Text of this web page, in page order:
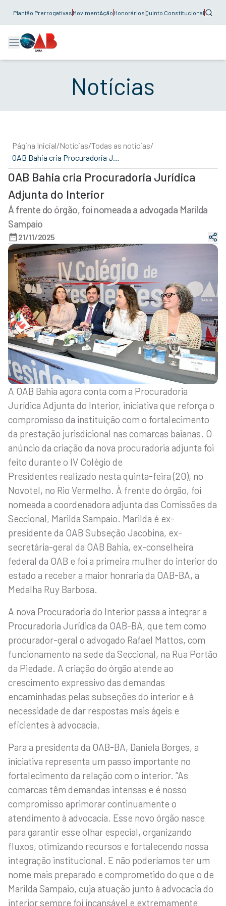
Plantão Prerrogativas MovimentAção Honorários Quinto Constitucional
Notícias
Página Inicial/Notícias/Todas as notícias/
OAB Bahia cria Procuradoria Jurídica
Adjunta do Interior
À frente do órgão, foi nomeada a advogada Marilda
Sampaio
21/11/2025
A OAB Bahia agora conta com a Procuradoria
Jurídica Adjunta do Interior, iniciativa que reforça o
compromisso da instituição com o fortalecimento
da prestação jurisdicional nas comarcas baianas. O
anúncio da criação da nova procuradoria adjunta foi
feito durante o IV Colégio de
Presidentes realizado nesta quinta-feira (20), no
Novotel, no Rio Vermelho. À frente do órgão, foi
nomeada a coordenadora adjunta das Comissões da
Seccional, Marilda Sampaio. Marilda é ex-
presidente da OAB Subseção Jacobina, ex-
secretária-geral da OAB Bahia, ex-conselheira
federal da OAB e foi a primeira mulher do interior do
estado a receber a maior honraria da OAB-BA, a
Medalha Ruy Barbosa.
A nova Procuradoria do Interior passa a integrar a
Procuradoria Jurídica da OAB-BA, que tem como
procurador-geral o advogado Rafael Mattos, com
funcionamento na sede da Seccional, na Rua Portão
da Piedade. A criação do órgão atende ao
crescimento expressivo das demandas
encaminhadas pelas subseções do interior e à
necessidade de dar respostas mais ágeis e
eficientes à advocacia.
Para a presidenta da OAB-BA, Daniela Borges, a
iniciativa representa um passo importante no
fortalecimento da relação com o interior. “As
comarcas têm demandas intensas e é nosso
compromisso aprimorar continuamente o
atendimento à advocacia. Esse novo órgão nasce
para garantir esse olhar especial, organizando
fluxos, otimizando recursos e fortalecendo nossa
integração institucional. E não poderíamos ter um
nome mais preparado e comprometido do que o de
Marilda Sampaio, cuja atuação junto à advocacia do
interior sempre foi incansável e extremamente